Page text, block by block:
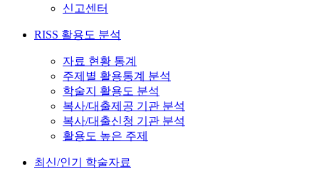
신고센터
RISS 활용도 분석
자료 현황 통계
주제별 활용통계 분석
학술지 활용도 분석
복사/대출제공 기관 분석
복사/대출신청 기관 분석
활용도 높은 주제
최신/인기 학술자료